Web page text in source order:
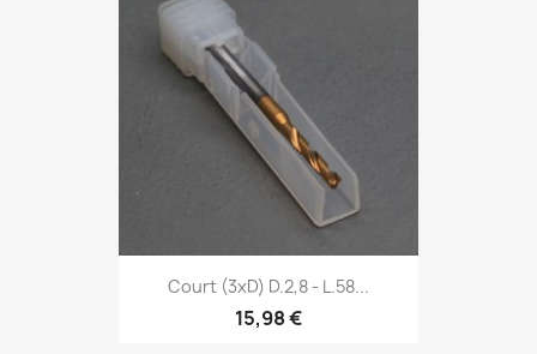
Court (3xD) D.2,8 - L.58...
15,98 €